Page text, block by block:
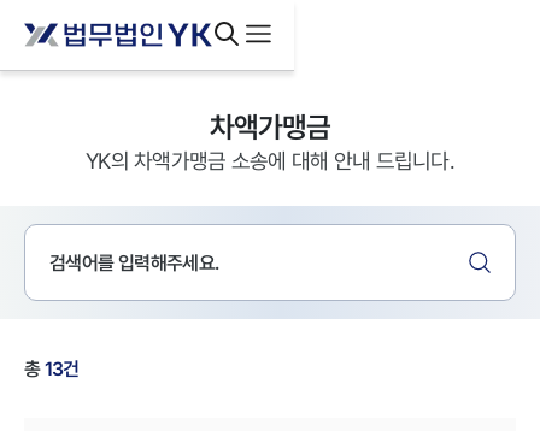
차액가맹금
YK의 차액가맹금 소송에 대해 안내 드립니다.
총13건